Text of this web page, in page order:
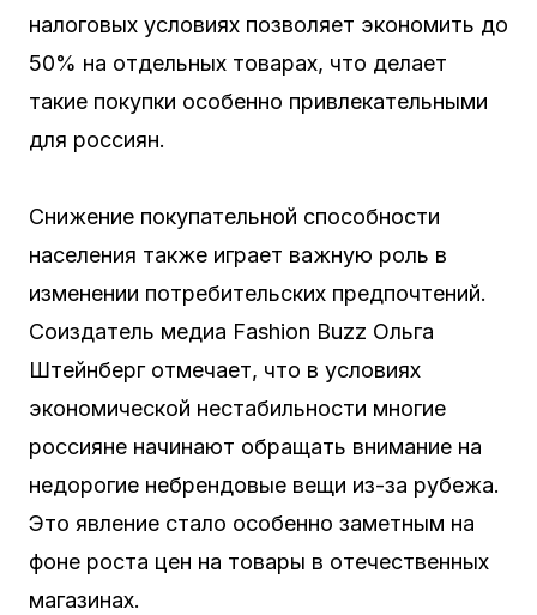
налоговых условиях позволяет экономить до
50% на отдельных товарах, что делает
такие покупки особенно привлекательными
для россиян.
Снижение покупательной способности
населения также играет важную роль в
изменении потребительских предпочтений.
Соиздатель медиа Fashion Buzz Ольга
Штейнберг отмечает, что в условиях
экономической нестабильности многие
россияне начинают обращать внимание на
недорогие небрендовые вещи из-за рубежа.
Это явление стало особенно заметным на
фоне роста цен на товары в отечественных
магазинах.